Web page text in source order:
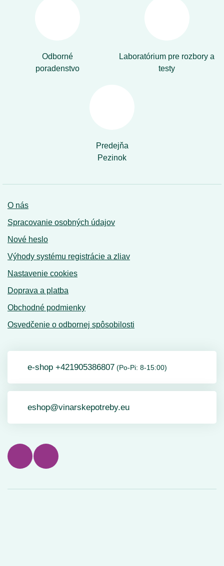
Odborné
poradenstvo
Laboratórium pre rozbory a
testy
Predejňa
Pezinok
O nás
Spracovanie osobných údajov
Nové heslo
Výhody systému registrácie a zliav
Nastavenie cookies
Doprava a platba
Obchodné podmienky
Osvedčenie o odbornej spôsobilosti
e-shop +421905386807 (Po-Pi: 8-15:00)
eshop@vinarskepotreby.eu